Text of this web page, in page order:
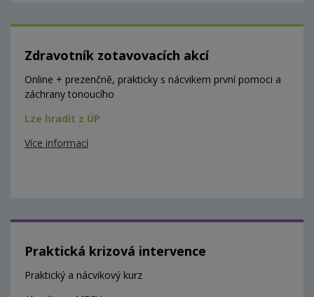
Zdravotník zotavovacích akcí
Online + prezenčně, prakticky s nácvikem první pomoci a
záchrany tonoucího
Lze hradit z ÚP
Více informací
Praktická krizová intervence
Praktický a nácvikový kurz